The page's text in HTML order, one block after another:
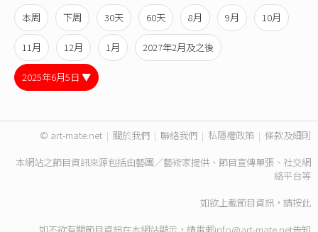
本周 下周 30天 60天 8月 9月 10月
11月 12月 1月 2027年2月及之後
2025年6月5日 ▼
© art-mate.net | 關於我們 | 聯絡我們 | 私隱權政策 | 條款及細則
本網站之節目資訊來源包括由藝團／藝術家提供、節目宣傳單張、社交網
絡平台等
如欲上載節目資訊，請按此